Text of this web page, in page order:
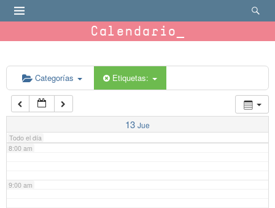
Calendario
Categorías Etiquetas:
13 Jue
Todo el día
6:00 am
7:00 am
8:00 am
9:00 am